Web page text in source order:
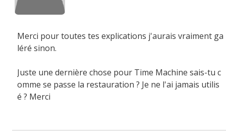
Merci pour toutes tes explications j'aurais vraiment ga
léré sinon.
Juste une dernière chose pour Time Machine sais-tu c
omme se passe la restauration ? Je ne l'ai jamais utilis
é ? Merci